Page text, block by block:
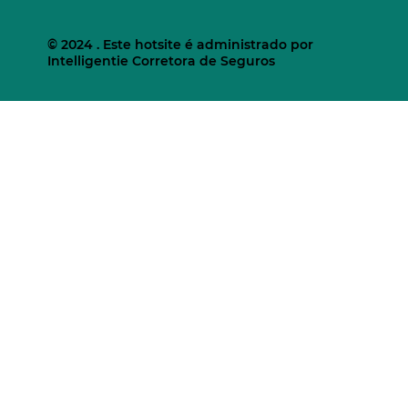
© 2024 . Este hotsite é administrado por
Intelligentie Corretora de Seguros